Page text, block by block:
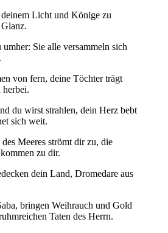
Licht und Könige zu
Sie alle versammeln sich
von fern, deine Töchter trägt
herbei.
du wirst strahlen, dein Herz bebt
sich weit.
Meeres strömt dir zu, die
zu dir.
dein Land, Dromedare aus
bringen Weihrauch und Gold
Taten des Herrn.